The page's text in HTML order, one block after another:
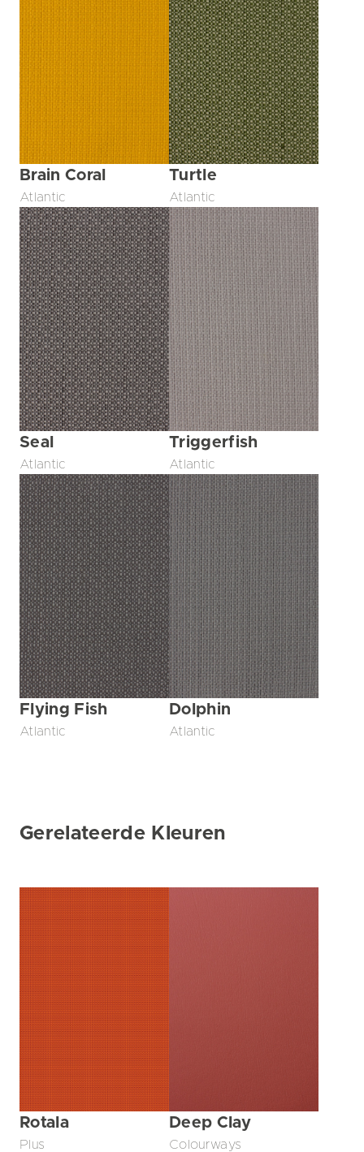
Brain Coral
Atlantic
Turtle
Atlantic
Seal
Atlantic
Triggerfish
Atlantic
Flying Fish
Atlantic
Dolphin
Atlantic
Gerelateerde Kleuren
Rotala
Plus
Deep Clay
Colourways